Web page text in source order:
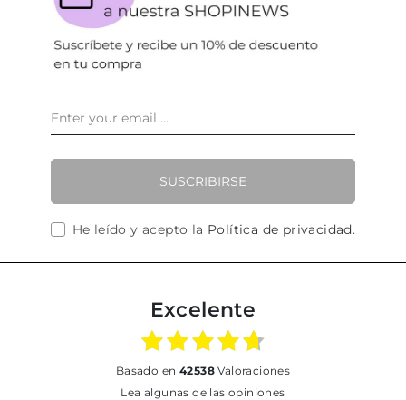
SUSCRIBIRSE
He leído y acepto la Política de privacidad.
Excelente
basado en 42538Valoraciones
Lea algunas de las opiniones